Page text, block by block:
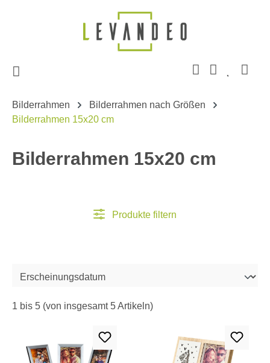
Zum Hauptinhalt springen
Bilderrahmen
Bilderrahmen nach Größen
Bilderrahmen 15x20 cm
Bilderrahmen 15x20 cm
Produkte filtern
1 bis 5 (von insgesamt 5 Artikeln)